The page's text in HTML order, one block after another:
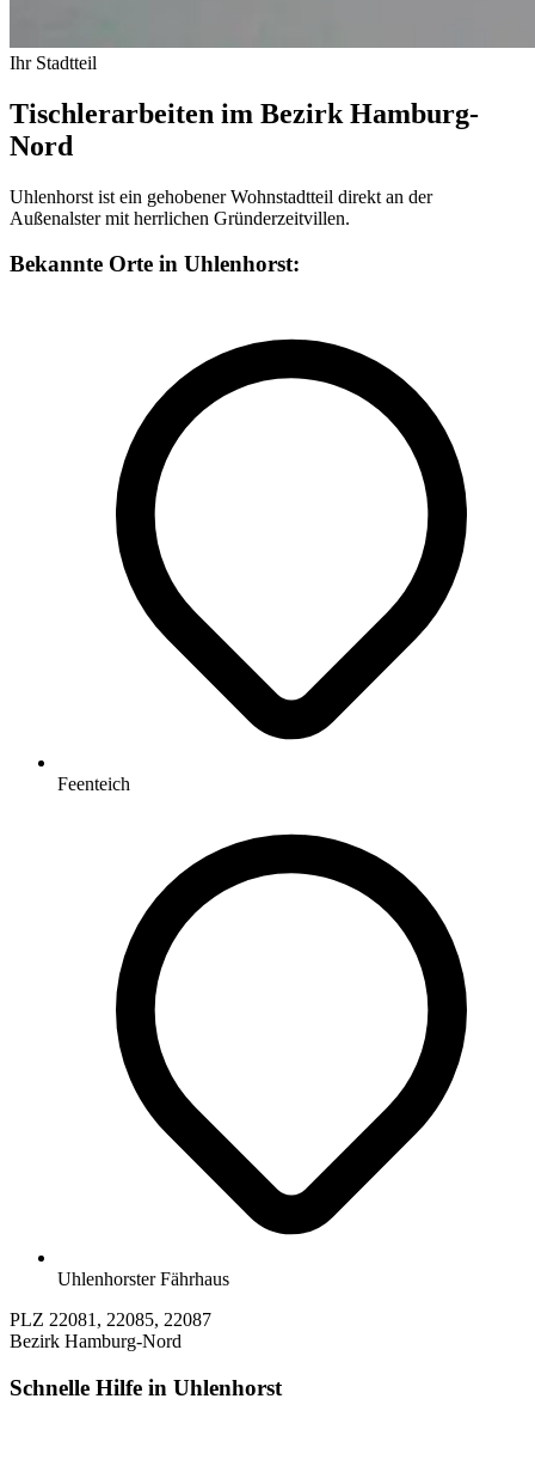
Ihr Stadtteil
Tischlerarbeiten im Bezirk Hamburg-
Nord
Uhlenhorst ist ein gehobener Wohnstadtteil direkt an der
Außenalster mit herrlichen Gründerzeitvillen.
Bekannte Orte in Uhlenhorst:
Feenteich
Uhlenhorster Fährhaus
PLZ 22081, 22085, 22087
Bezirk Hamburg-Nord
Schnelle Hilfe in Uhlenhorst